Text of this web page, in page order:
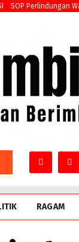
SOP Perlindungan
RAGAM